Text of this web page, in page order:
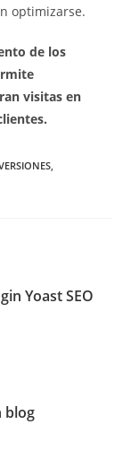
optimizarse.
de los
visitas en
,
Yoast SEO
blog